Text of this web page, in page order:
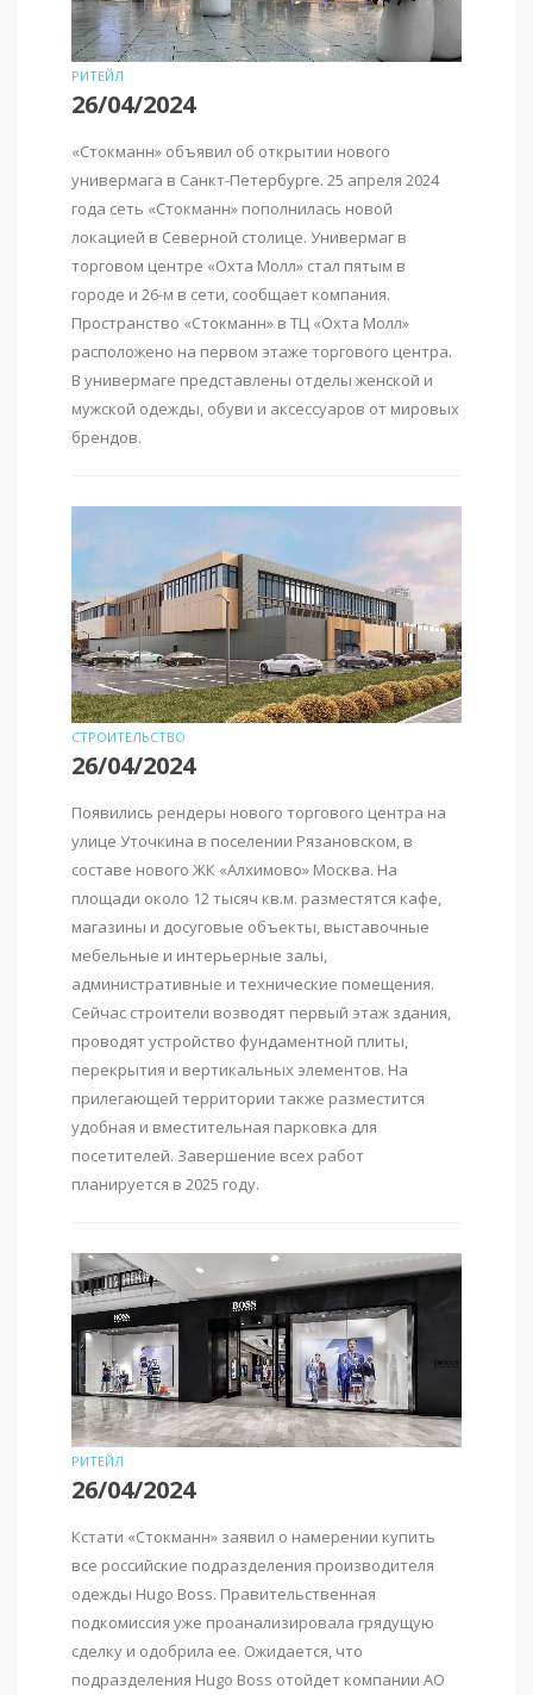
РИТЕЙЛ
26/04/2024
«Стокманн» объявил об открытии нового
универмага в Санкт-Петербурге. 25 апреля 2024
года сеть «Стокманн» пополнилась новой
локацией в Северной столице. Универмаг в
торговом центре «Охта Молл» стал пятым в
городе и 26-м в сети, сообщает компания.
Пространство «Стокманн» в ТЦ «Охта Молл»
расположено на первом этаже торгового центра.
В универмаге представлены отделы женской и
мужской одежды, обуви и аксессуаров от мировых
брендов.
СТРОИТЕЛЬСТВО
26/04/2024
Появились рендеры нового торгового центра на
улице Уточкина в поселении Рязановском, в
составе нового ЖК «Алхимово» Москва. На
площади около 12 тысяч кв.м. разместятся кафе,
магазины и досуговые объекты, выставочные
мебельные и интерьерные залы,
административные и технические помещения.
Сейчас строители возводят первый этаж здания,
проводят устройство фундаментной плиты,
перекрытия и вертикальных элементов. На
прилегающей территории также разместится
удобная и вместительная парковка для
посетителей. Завершение всех работ
планируется в 2025 году.
РИТЕЙЛ
26/04/2024
Кстати «Стокманн» заявил о намерении купить
все российские подразделения производителя
одежды Hugo Boss. Правительственная
подкомиссия уже проанализировала грядущую
сделку и одобрила ее. Ожидается, что
подразделения Hugo Boss отойдет компании АО